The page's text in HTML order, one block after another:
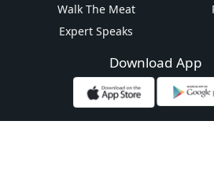
Walk The Meat
Expert Speaks
Download App